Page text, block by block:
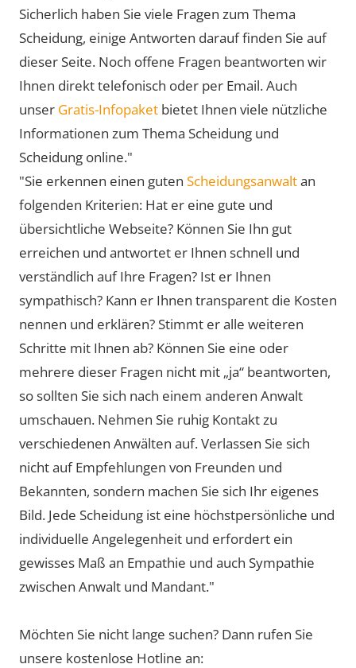
Sicherlich haben Sie viele Fragen zum Thema
Scheidung, einige Antworten darauf finden Sie auf
dieser Seite. Noch offene Fragen beantworten wir
Ihnen direkt telefonisch oder per Email. Auch
unser Gratis-Infopaket bietet Ihnen viele nützliche
Informationen zum Thema Scheidung und
Scheidung online."
"Sie erkennen einen guten Scheidungsanwaltan
folgenden Kriterien: Hat er eine gute und
übersichtliche Webseite? Können Sie Ihn gut
erreichen und antwortet er Ihnen schnell und
verständlich auf Ihre Fragen? Ist er Ihnen
sympathisch? Kann er Ihnen transparent die Kosten
nennen und erklären? Stimmt er alle weiteren
Schritte mit Ihnen ab? Können Sie eine oder
mehrere dieser Fragen nicht mit „ja“ beantworten,
so sollten Sie sich nach einem anderen Anwalt
umschauen. Nehmen Sie ruhig Kontakt zu
verschiedenen Anwälten auf. Verlassen Sie sich
nicht auf Empfehlungen von Freunden und
Bekannten, sondern machen Sie sich Ihr eigenes
Bild. Jede Scheidung ist eine höchstpersönliche und
individuelle Angelegenheit und erfordert ein
gewisses Maß an Empathie und auch Sympathie
zwischen Anwalt und Mandant."
Möchten Sie nicht lange suchen? Dann rufen Sie
unsere kostenlose Hotline an: